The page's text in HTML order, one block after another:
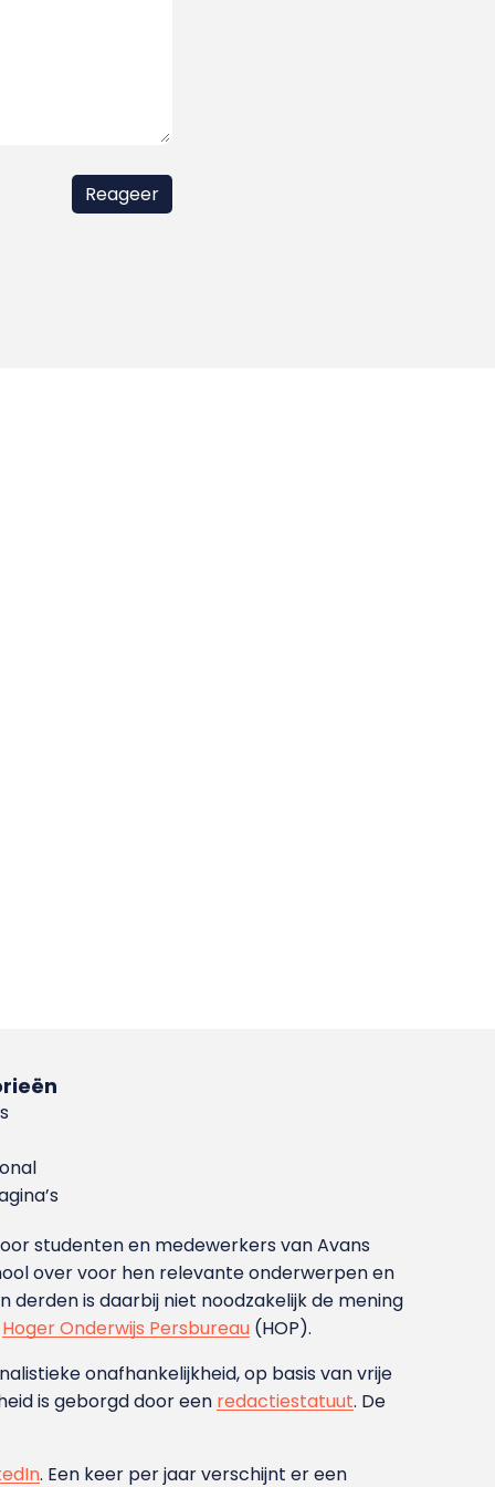
studenten en medewerkers van Avans
over voor hen relevante onderwerpen en
is daarbij niet noodzakelijk de mening
Hoger Onderwijs Persbureau (HOP).
onafhankelijkheid, op basis van vrije
is geborgd door een redactiestatuut. De
. Een keer per jaar verschijnt er een